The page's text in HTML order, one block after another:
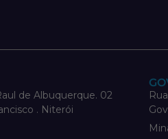
de Albuquerque. 02
. Niterói